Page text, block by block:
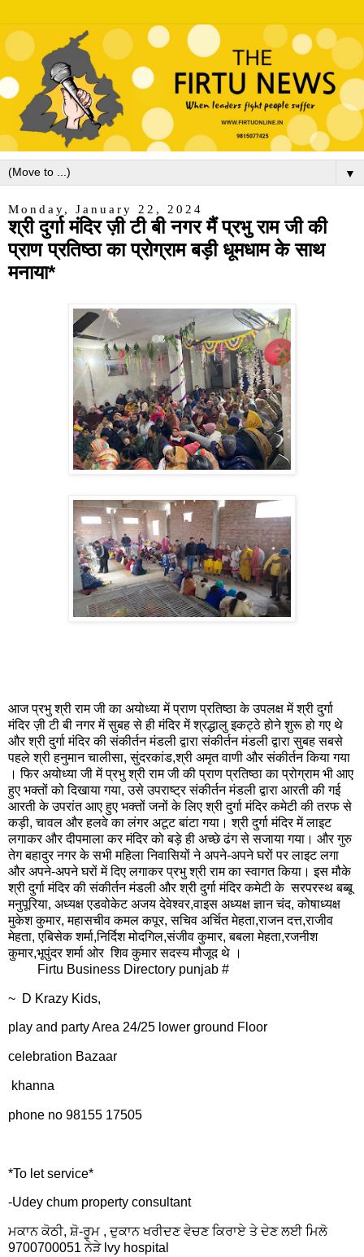
▼
Monday, January 22, 2024
श्री दुर्गा मंदिर ज़ी टी बी नगर मैं प्रभु राम जी की
प्राण प्रतिष्ठा का प्रोग्राम बड़ी धूमधाम के साथ
मनाया*
आज प्रभु श्री राम जी का अयोध्या में प्राण प्रतिष्ठा के उपलक्ष में श्री दुर्गा
मंदिर ज़ी टी बी नगर में सुबह से ही मंदिर में श्रद्धालु इकट्ठे होने शुरू हो गए थे
और श्री दुर्गा मंदिर की संकीर्तन मंडली द्वारा संकीर्तन मंडली द्वारा सुबह सबसे
पहले श्री हनुमान चालीसा, सुंदरकांड,श्री अमृत वाणी और संकीर्तन किया गया
। फिर अयोध्या जी में प्रभु श्री राम जी की प्राण प्रतिष्ठा का प्रोग्राम भी आए
हुए भक्तों को दिखाया गया, उसे उपराष्ट्र संकीर्तन मंडली द्वारा आरती की गई
आरती के उपरांत आए हुए भक्तों जनों के लिए श्री दुर्गा मंदिर कमेटी की तरफ से
कड़ी, चावल और हलवे का लंगर अटूट बांटा गया। श्री दुर्गा मंदिर में लाइट
लगाकर और दीपमाला कर मंदिर को बड़े ही अच्छे ढंग से सजाया गया। और गुरु
तेग बहादुर नगर के सभी महिला निवासियों ने अपने-अपने घरों पर लाइट लगा
और अपने-अपने घरों में दिए लगाकर प्रभु श्री राम का स्वागत किया। इस मौके
श्री दुर्गा मंदिर की संकीर्तन मंडली और श्री दुर्गा मंदिर कमेटी के सरपरस्थ बब्बू
मनुपूरिया, अध्यक्ष एडवोकेट अजय देवेश्वर,वाइस अध्यक्ष ज्ञान चंद, कोषाध्यक्ष
मुकेश कुमार, महासचीव कमल कपूर, सचिव अर्चित मेहता,राजन दत्त,राजीव
मेहता, एबिसेक शर्मा,निर्दिश मोदगिल,संजीव कुमार, बबला मेहता,रजनीश
कुमार,भूपुंदर शर्मा ओर शिव कुमार सदस्य मौजूद थे ।
Firtu Business Directory punjab #
~ D Krazy Kids,
play and party Area 24/25 lower ground Floor
celebration Bazaar
khanna
phone no 98155 17505
*To let service*
-Udey chum property consultant
ਮਕਾਨ ਕੋਠੀ, ਸ਼ੋ-ਰੂਮ , ਦੁਕਾਨ ਖਰੀਦਣ ਵੇਚਣ ਕਿਰਾਏ ਤੇ ਦੇਣ ਲਈ ਮਿਲੋ
9700700051 ਨੇੜੇ lvy hospital